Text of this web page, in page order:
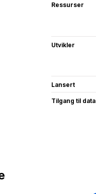
Ressurser
Utvikler
Lansert
Tilgang til data